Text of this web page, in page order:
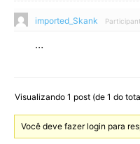
imported_Skank
…
Visualizando 1 post (de 1 do
Você deve fazer login para